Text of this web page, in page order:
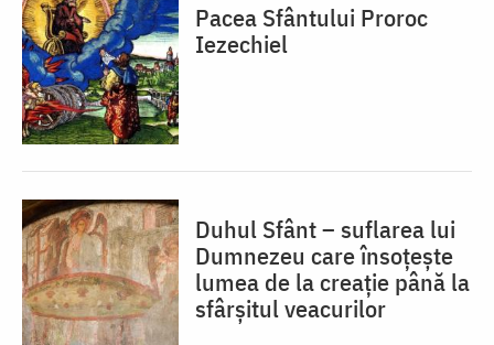
Pacea Sfântului Proroc
Iezechiel
Duhul Sfânt – suflarea lui
Dumnezeu care însoțește
lumea de la creație până la
sfârșitul veacurilor